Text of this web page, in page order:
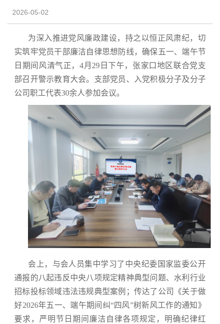
2026-05-02
为深入推进党风廉政建设，持之以恒正风肃纪，切
实筑牢党员干部廉洁自律思想防线，确保五一、端午节
日期间风清气正，4月29日下午，张家口地区联合党支
部召开警示教育大会。支部党员、入党积极分子及分子
公司职工代表30余人参加会议。
会上，与会人员集中学习了中央纪委国家监委公开
通报的八起违反中央八项规定精神典型问题、水利行业
招标投标领域违法违规典型案例；传达了 公司《关于做
好2026年五一、端午期间纠“四风”树新风工作的通知 》
要求，严明节日期间廉洁自律各项规定，明确纪律红